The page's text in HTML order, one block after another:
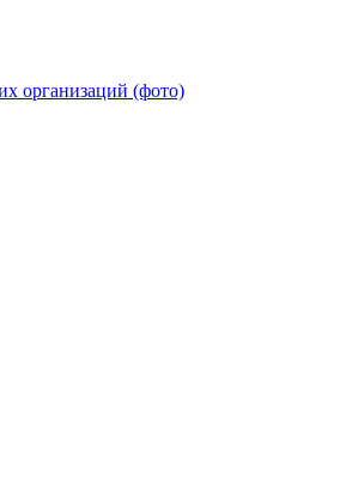
организаций (фото)